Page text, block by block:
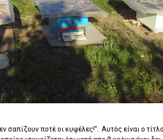
σαπίζουν ποτέ οι κυψέλες!". Αυτός είναι ο